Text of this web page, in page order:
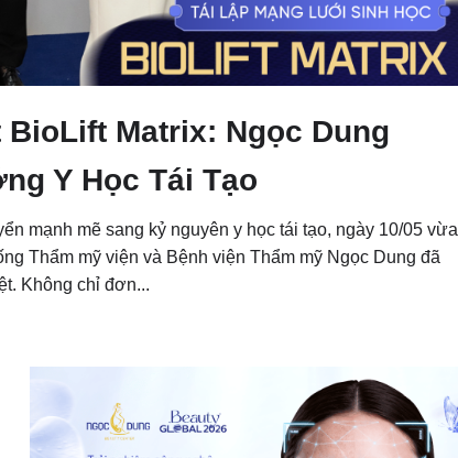
Matrix: Ngọc Dung
Y Học Tái Tạo
mạnh mẽ sang kỷ nguyên y học tái tạo, ngày 10/05 vừa
Thẩm mỹ viện và Bệnh viện Thẩm mỹ Ngọc Dung đã
Không chỉ đơn...